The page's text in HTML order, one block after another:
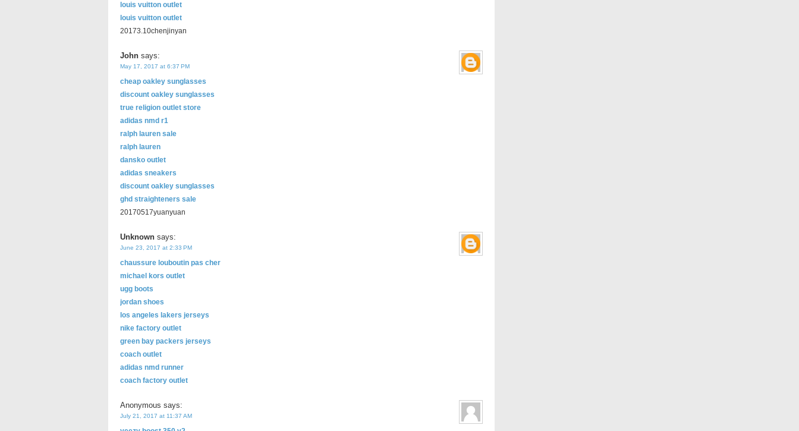
louis vuitton outlet
louis vuitton outlet
20173.10chenjinyan
John says:
May 17, 2017 at 6:37 PM
cheap oakley sunglasses
discount oakley sunglasses
true religion outlet store
adidas nmd r1
ralph lauren sale
ralph lauren
dansko outlet
adidas sneakers
discount oakley sunglasses
ghd straighteners sale
20170517yuanyuan
Unknown says:
June 23, 2017 at 2:33 PM
chaussure louboutin pas cher
michael kors outlet
ugg boots
jordan shoes
los angeles lakers jerseys
nike factory outlet
green bay packers jerseys
coach outlet
adidas nmd runner
coach factory outlet
Anonymous says:
July 21, 2017 at 11:37 AM